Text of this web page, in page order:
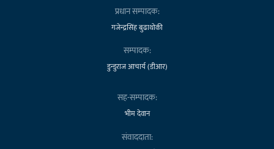
प्रधान सम्पादक:
गजेन्द्रसिंह बुढाथोकी
सम्पादक:
डुन्डुराज आचार्य (डीआर)
सह-सम्पादक:
भीम देवान
संवाददाता: